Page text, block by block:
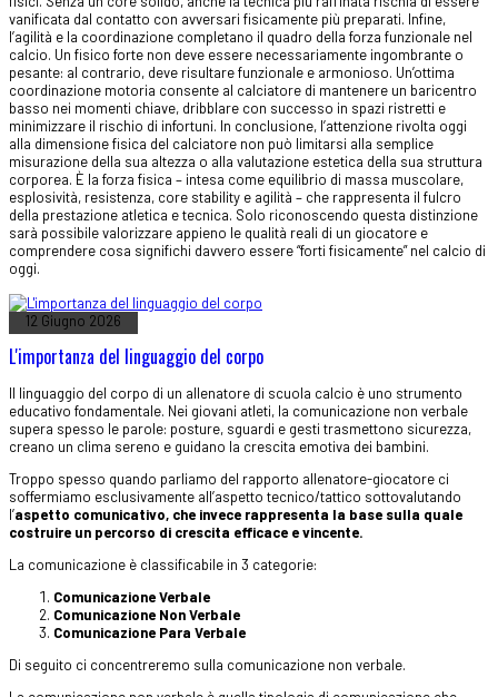
vanificata dal contatto con avversari fisicamente più preparati. Infine,
l’agilità e la coordinazione completano il quadro della forza funzionale nel
calcio. Un fisico forte non deve essere necessariamente ingombrante o
pesante: al contrario, deve risultare funzionale e armonioso. Un’ottima
coordinazione motoria consente al calciatore di mantenere un baricentro
basso nei momenti chiave, dribblare con successo in spazi ristretti e
minimizzare il rischio di infortuni. In conclusione, l’attenzione rivolta oggi
alla dimensione fisica del calciatore non può limitarsi alla semplice
misurazione della sua altezza o alla valutazione estetica della sua struttura
corporea. È la forza fisica – intesa come equilibrio di massa muscolare,
esplosività, resistenza, core stability e agilità – che rappresenta il fulcro
della prestazione atletica e tecnica. Solo riconoscendo questa distinzione
sarà possibile valorizzare appieno le qualità reali di un giocatore e
comprendere cosa significhi davvero essere “forti fisicamente” nel calcio di
oggi.
12 Giugno 2026
L'importanza del linguaggio del corpo
Il linguaggio del corpo di un allenatore di scuola calcio è uno strumento
educativo fondamentale. Nei giovani atleti, la comunicazione non verbale
supera spesso le parole: posture, sguardi e gesti trasmettono sicurezza,
creano un clima sereno e guidano la crescita emotiva dei bambini.
Troppo spesso quando parliamo del rapporto allenatore-giocatore ci
soffermiamo esclusivamente all’aspetto tecnico/tattico sottovalutando
l’aspetto comunicativo, che invece rappresenta la base sulla quale
costruire un percorso di crescita efficace e vincente.
La comunicazione è classificabile in 3 categorie:
Comunicazione Verbale
Comunicazione Non Verbale
Comunicazione Para Verbale
Di seguito ci concentreremo sulla comunicazione non verbale.